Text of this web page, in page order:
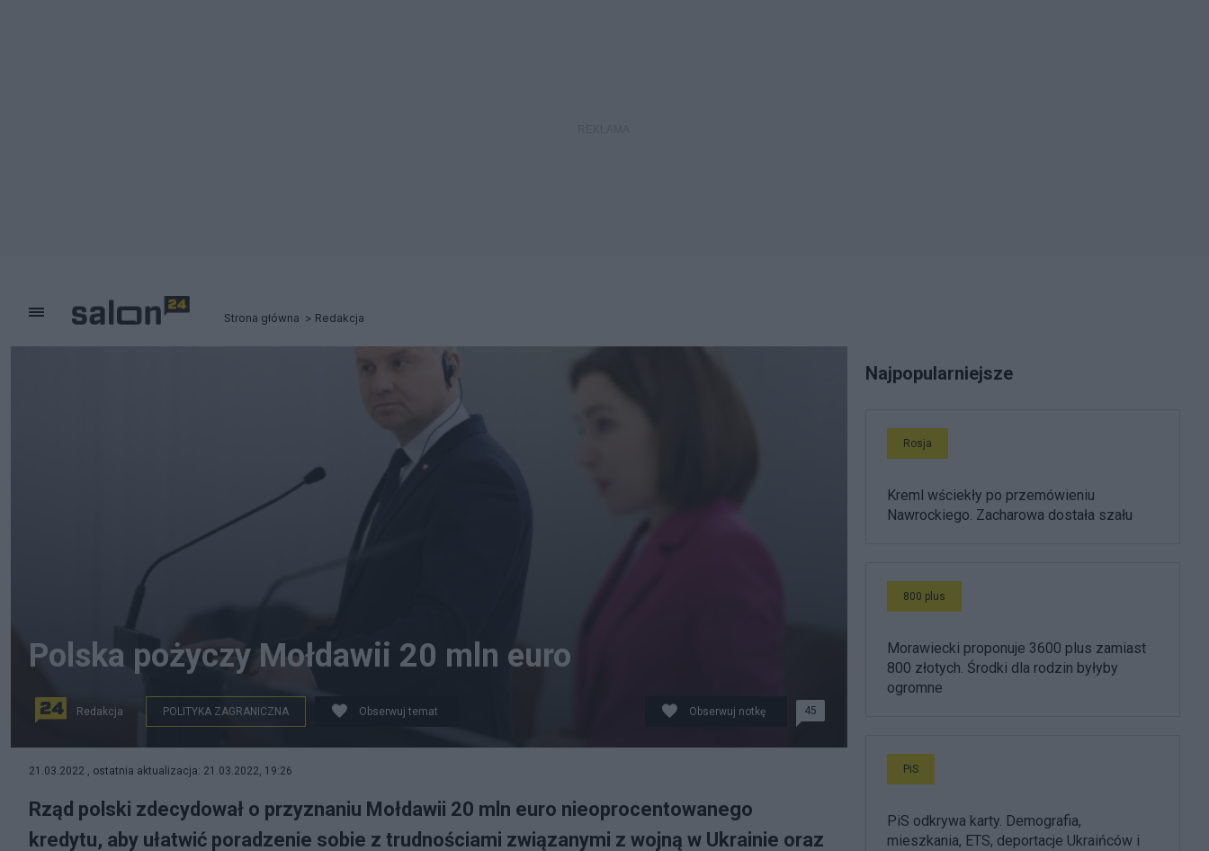
Strona główna Redakcja
Polska pożyczy Mołdawii 20 mln euro
Redakcja POLITYKA ZAGRANICZNA Obserwuj temat Obserwuj notkę 45
21.03.2022 , ostatnia aktualizacja: 21.03.2022, 19:26
Rząd polski zdecydował o przyznaniu Mołdawii 20 mln euro nieoprocentowanego
kredytu, aby ułatwić poradzenie sobie z trudnościami związanymi z wojną w Ukrainie oraz
Najpopularniejsze
Rosja
Kreml wściekły po przemówieniu
Nawrockiego. Zacharowa dostała szału
800 plus
Morawiecki proponuje 3600 plus zamiast
800 złotych. Środki dla rodzin byłyby
ogromne
PiS
PiS odkrywa karty. Demografia,
mieszkania, ETS, deportacje Ukraińców i